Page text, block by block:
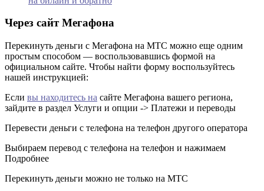
Через сайт Мегафона
Перекинуть деньги с Мегафона на МТС можно еще одним
простым способом — воспользовавшись формой на
официальном сайте. Чтобы найти форму воспользуйтесь
нашей инструкцией:
Если вы находитесь на сайте Мегафона вашего региона,
зайдите в раздел Услуги и опции -> Платежи и переводы
Перевести деньги с телефона на телефон другого оператора
Выбираем перевод с телефона на телефон и нажимаем
Подробнее
Перекинуть деньги можно не только на МТС